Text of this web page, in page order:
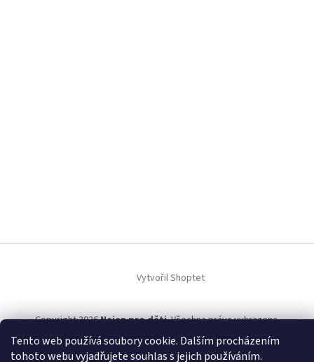
Tento web používá soubory cookie. Dalším procházením
tohoto webu vyjadřujete souhlas s jejich používáním.
Vytvořil Shoptet
Copyright 2026Nejen pro děti. Všechna práva vyhrazena.